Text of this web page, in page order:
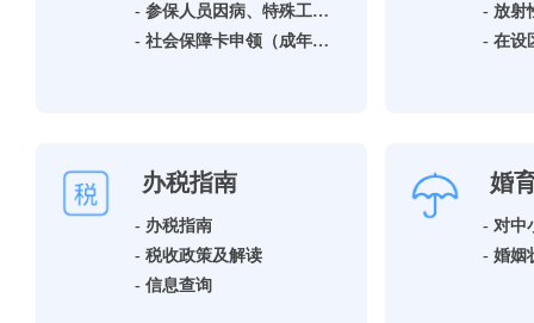
- 参保人员因病、特殊工种提前退休领取基本养老保险待遇资格确认
- 社会保障卡申领（成年人）
办税指南
- 办税指南
- 税收政策及解读
- 信息查询
婚